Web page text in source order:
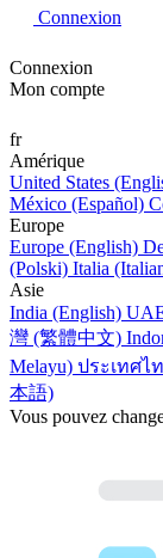
Connexion
Connexion
Mon compte
fr
Amérique
United States
México (Español)
Europe
Europe (English)
(Polski) Italia
Asie
India (English)
灣 (繁體中文)
Melayu) ประเทศไ
本語)
Vous pouvez